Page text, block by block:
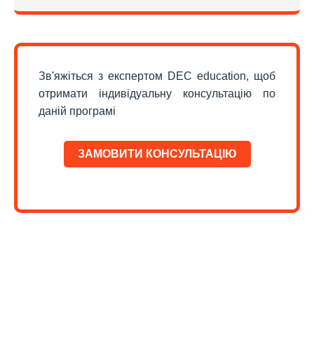
Зв'яжіться з експертом DEC education, щоб
отримати індивідуальну консультацію по
даній програмі
ЗАМОВИТИ КОНСУЛЬТАЦІЮ